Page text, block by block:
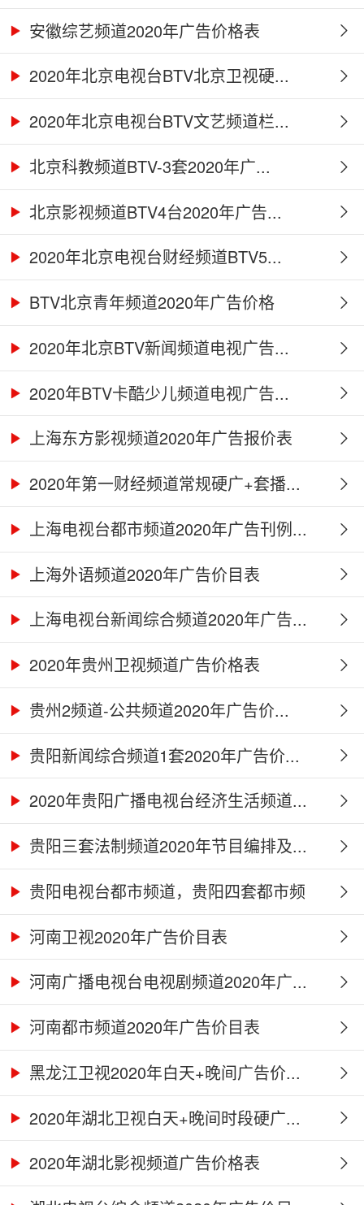
安徽综艺频道2020年广告价格表
2020年北京电视台BTV北京卫视硬...
2020年北京电视台BTV文艺频道栏...
北京科教频道BTV-3套2020年广...
北京影视频道BTV4台2020年广告...
2020年北京电视台财经频道BTV5...
BTV北京青年频道2020年广告价格
2020年北京BTV新闻频道电视广告...
2020年BTV卡酷少儿频道电视广告...
上海东方影视频道2020年广告报价表
2020年第一财经频道常规硬广+套播...
上海电视台都市频道2020年广告刊例...
上海外语频道2020年广告价目表
上海电视台新闻综合频道2020年广告...
2020年贵州卫视频道广告价格表
贵州2频道-公共频道2020年广告价...
贵阳新闻综合频道1套2020年广告价...
2020年贵阳广播电视台经济生活频道...
贵阳三套法制频道2020年节目编排及...
贵阳电视台都市频道，贵阳四套都市频
道...河南卫视2020年广告价目表
河南广播电视台电视剧频道2020年广...
河南都市频道2020年广告价目表
黑龙江卫视2020年白天+晚间广告价...
2020年湖北卫视白天+晚间时段硬广...
2020年湖北影视频道广告价格表